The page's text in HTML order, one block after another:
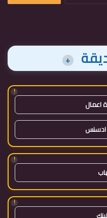
+
!
اعمال
ادسنس
!
!